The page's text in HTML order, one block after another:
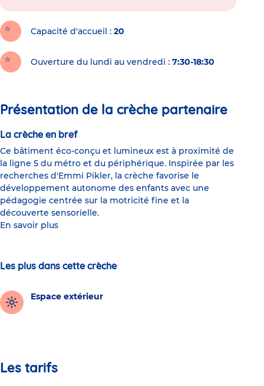
Capacité d'accueil 20
Ouverture du lundi au vendredi : 7:30-18:30
Présentation de la crèche partenaire
La crèche en bref
Ce bâtiment éco-conçu et lumineux est à proximité de
la ligne 5 du métro et du périphérique. Inspirée par les
recherches d'Emmi Pikler, la crèche favorise le
développement autonome des enfants avec une
pédagogie centrée sur la motricité fine et la
découverte sensorielle.
En savoir plus
Les plus dans cette crèche
Espace extérieur
Les tarifs